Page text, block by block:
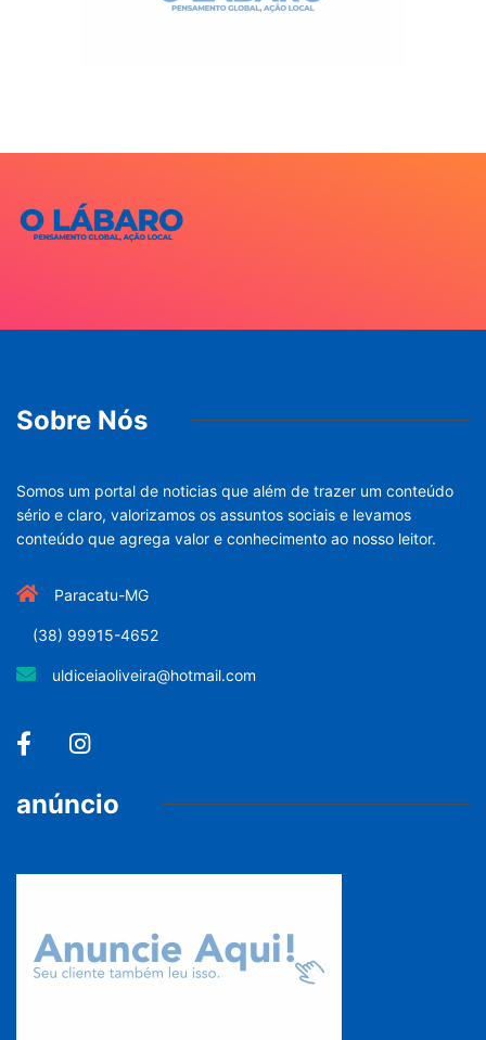
Sobre Nós
Somos um portal de noticias que além de trazer um conteúdo
sério e claro, valorizamos os assuntos sociais e levamos
conteúdo que agrega valor e conhecimento ao nosso leitor.
Paracatu-MG
(38) 99915-4652
uldiceiaoliveira@hotmail.com
anúncio